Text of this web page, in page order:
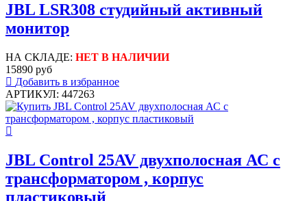
JBL LSR308 студийный активный
монитор
НА СКЛАДЕ: НЕТ В НАЛИЧИИ
15890 руб
Добавить в избранное
АРТИКУЛ: 447263
JBL Control 25AV двухполосная АС с
трансформатором , корпус
пластиковый